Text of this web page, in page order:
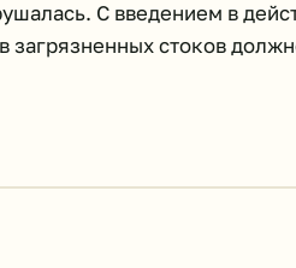
С введением в
загрязненных стоков